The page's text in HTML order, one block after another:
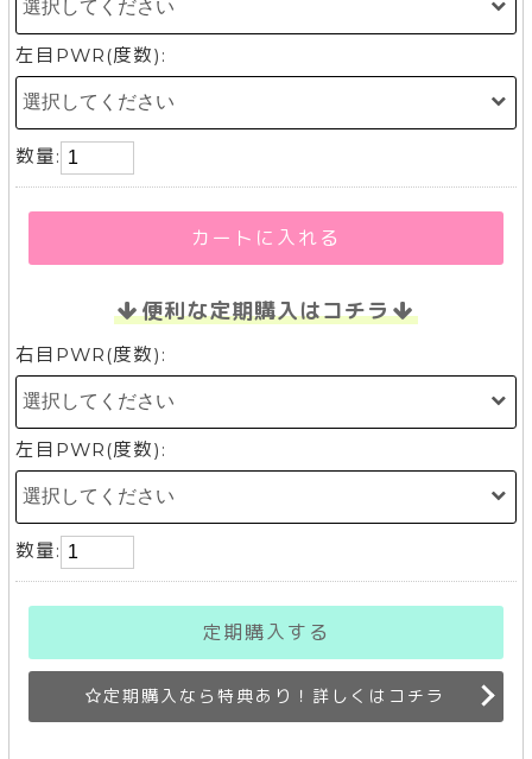
左目PWR(度数):
数量:
カートに入れる
便利な定期購入はコチラ
右目PWR(度数):
左目PWR(度数):
数量:
定期購入する
定期購入なら特典あり！詳しくはコチラ